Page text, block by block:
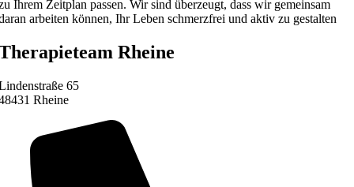
Ihrem Zeitplan passen. Wir sind überzeugt, dass wir gemeinsam
arbeiten können, Ihr Leben schmerzfrei und aktiv zu gestalten
Rheine
65
Rheine